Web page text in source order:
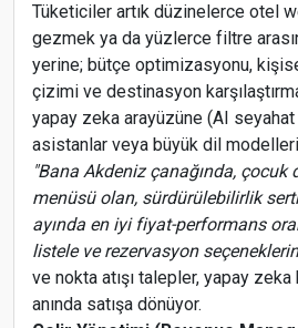
Tüketiciler artık düzinelerce otel
gezmek ya da yüzlerce filtre
yerine; bütçe optimizasyonu,
çizimi ve destinasyon
yapay zeka arayüzüne (AI seyahat
asistanlar veya büyük dil
"Bana Akdeniz çanağında, çocuk
menüsü olan, sürdürülebilirlik
ayında en iyi fiyat-performans
listele ve rezervasyon
ve nokta atışı talepler, yapay zeka
anında satışa dönüyor.